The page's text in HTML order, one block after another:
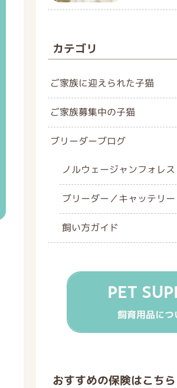
カテゴリ
ご家族に迎えられた子猫
ご家族募集中の子猫
ブリーダーブログ
ノルウェージャンフォレ
ブリーダー／キャッテリー
飼い方ガイド
PET
飼育用品につ
おすすめの保険はこちら